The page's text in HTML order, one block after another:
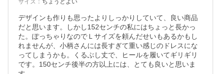
サイズ ： ちょうどよい
デザインも作りも思ったよりしっかりしていて、良い商品
だと思います。しかし152センチの私にはちょっと長かっ
た。ぽっちゃりなのでＬサイズを頼んだせいもあるかもし
れませんが、小柄さんには長すぎて重い感じのドレスにな
ってしまうかも。くるぶし丈で、ヒールを履いてギリギリ
です。150センチ後半の方以上には、とても良いと思いま